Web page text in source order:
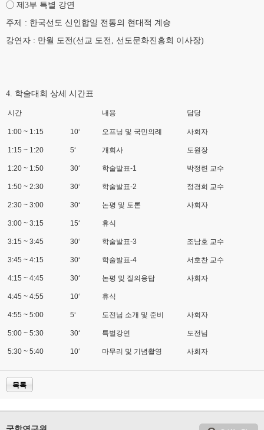
◯ 제3부 특별 강연
주제 : 한국선도 신인합일 전통의 현대적 계승
강연자 : 만월 도전(선교 도전, 선도문화진흥회 이사장)
4. 학술대회 상세 시간표
시간 내용 담당
1:00 ~ 1:15 10‘ 오프닝 및 국민의례 사회자
1:15 ~ 1:20 5‘ 개회사 도원장
1:20 ~ 1:50 30‘ 학술발표-1 박정련 교수
1:50 ~ 2:30 30‘ 학술발표-2 정경희 교수
2:30 ~ 3:00 30‘ 논평 및 토론 사회자
3:00 ~ 3:15 15‘ 휴식
3:15 ~ 3:45 30‘ 학술발표-3 조남호 교수
3:45 ~ 4:15 30‘ 학술발표-4 서호찬 교수
4:15 ~ 4:45 30‘ 논평 및 질의응답 사회자
4:45 ~ 4:55 10‘ 휴식
4:55 ~ 5:00 5‘ 도전님 소개 및 준비 사회자
5:00 ~ 5:30 30‘ 특별강연 도전님
5:30 ~ 5:40 10‘ 마무리 및 기념촬영 사회자
목록